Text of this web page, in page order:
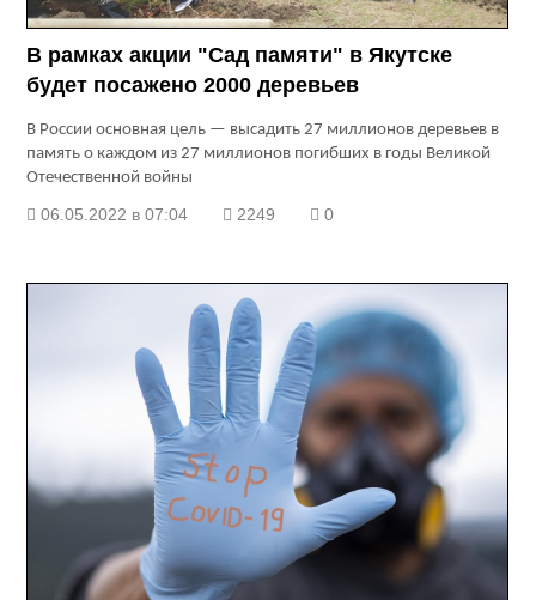
В рамках акции "Сад памяти" в Якутске
будет посажено 2000 деревьев
В России основная цель — высадить 27 миллионов деревьев в
память о каждом из 27 миллионов погибших в годы Великой
Отечественной войны
06.05.2022 в 07:04 2249 0